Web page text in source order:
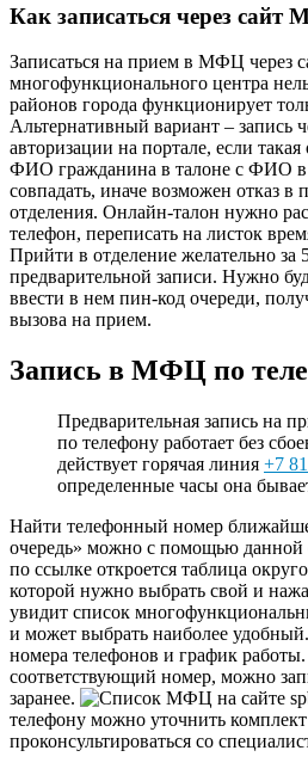
Как записаться через сайт
Записаться на прием в МФЦ через
многофункционального центра
районов города функционирует
Альтернативный вариант – запись
авторизации на портале, если такая
ФИО гражданина в талоне с ФИО в
совпадать, иначе возможен отказ в
отделения. Онлайн-талон нужно
телефон, переписать на листок
Прийти в отделение желательно за
предварительной записи. Нужно
ввести в нем пин-код очереди,
вызова на прием.
Запись в МФЦ по
Предварительная запись
по телефону работает без
действует горячая линия +7
определенные часы она
Найти телефонный номер
очередь» можно с помощью
по ссылке откроется таблица
которой нужно выбрать свой и
увидит список
и может выбрать наиболее
номера телефонов и график
соответствующий номер, можно
заранее.
телефону можно уточнить
проконсультироваться со